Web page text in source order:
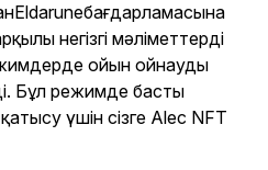
Eldaruneбағдарламасына
негізгі мәліметтерді
ойын ойнауды
Бұл режимде басты
үшін сізге Alec NFT